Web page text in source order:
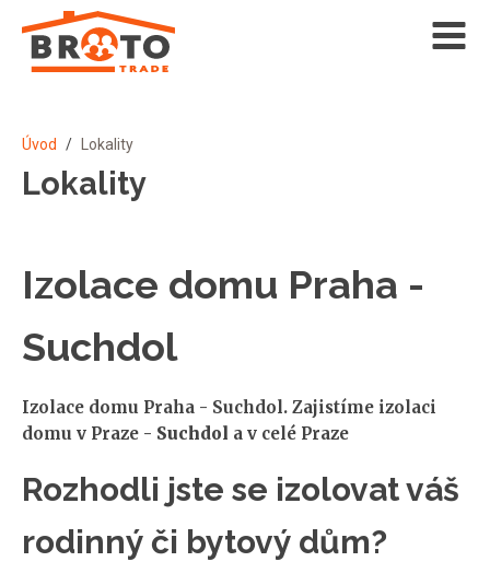
Úvod / Lokality
Lokality
Izolace domu Praha -
Suchdol
Izolace domu Praha - Suchdol. Zajistíme izolaci
domu v Praze - Suchdol a v celé Praze
Rozhodli jste se izolovat váš
rodinný či bytový dům?